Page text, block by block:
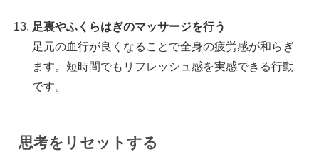
足裏やふくらはぎのマッサージを行う
足元の血行が良くなることで全身の疲労感が和らぎ
ます。短時間でもリフレッシュ感を実感できる行動
です。
思考をリセットする